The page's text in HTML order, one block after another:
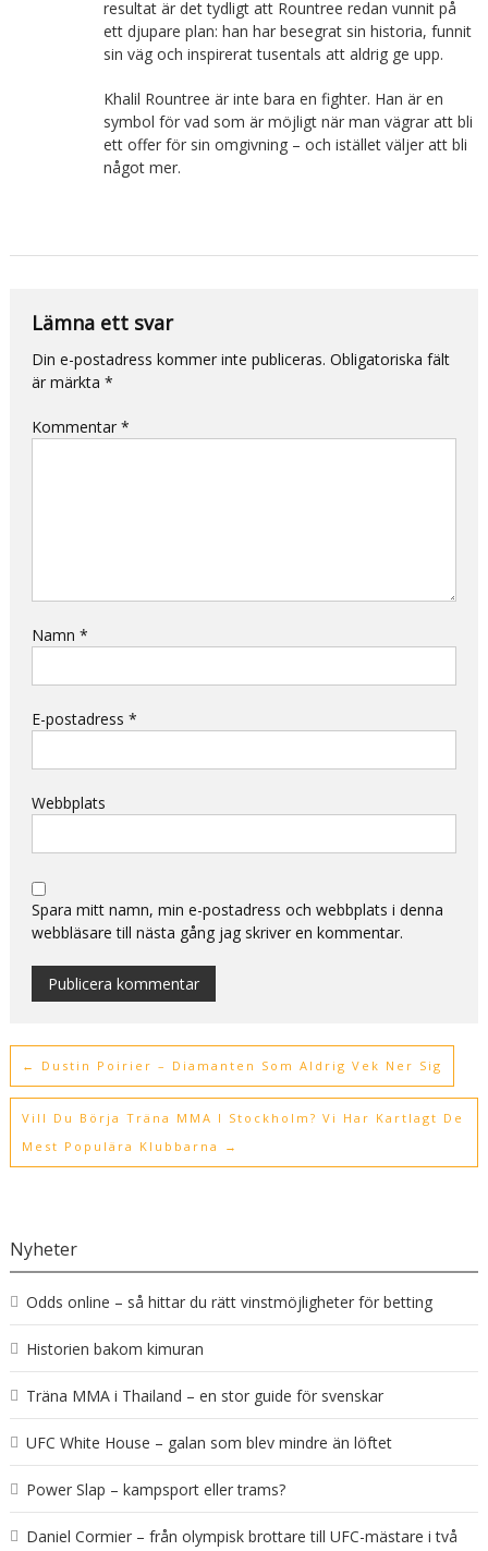
resultat är det tydligt att Rountree redan vunnit på
ett djupare plan: han har besegrat sin historia, funnit
sin väg och inspirerat tusentals att aldrig ge upp.
Khalil Rountree är inte bara en fighter. Han är en
symbol för vad som är möjligt när man vägrar att bli
ett offer för sin omgivning – och istället väljer att bli
något mer.
Lämna ett svar
Din e-postadress kommer inte publiceras. Obligatoriska fält
är märkta *
Kommentar *
Namn *
E-postadress *
Webbplats
Spara mitt namn, min e-postadress och webbplats i denna
webbläsare till nästa gång jag skriver en kommentar.
← Dustin Poirier – Diamanten Som Aldrig Vek Ner Sig
Vill Du Börja Träna MMA I Stockholm? Vi Har Kartlagt De
Mest Populära Klubbarna
→
Nyheter
Odds online – så hittar du rätt vinstmöjligheter för betting
Historien bakom kimuran
Träna MMA i Thailand – en stor guide för svenskar
UFC White House – galan som blev mindre än löftet
Power Slap – kampsport eller trams?
Daniel Cormier – från olympisk brottare till UFC-mästare i två